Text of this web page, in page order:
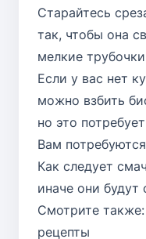
Старайтесь
так, чтобы она
мелкие
Если у вас нет
можно взбить
но это
Вам
Как следует
иначе они
Смотрите также:
рецепты